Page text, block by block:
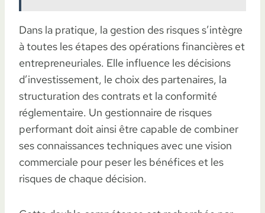
Dans la pratique, la gestion des risques s’intègre
à toutes les étapes des opérations financières et
entrepreneuriales. Elle influence les décisions
d’investissement, le choix des partenaires, la
structuration des contrats et la conformité
réglementaire. Un gestionnaire de risques
performant doit ainsi être capable de combiner
ses connaissances techniques avec une vision
commerciale pour peser les bénéfices et les
risques de chaque décision.